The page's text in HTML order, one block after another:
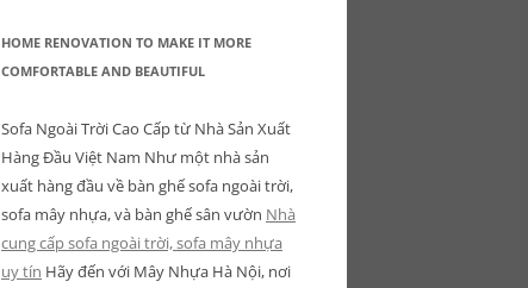
HOME RENOVATION TO MAKE IT MORE
COMFORTABLE AND BEAUTIFUL
Sofa Ngoài Trời Cao Cấp từ Nhà Sản Xuất
Hàng Đầu Việt Nam Như một nhà sản
xuất hàng đầu về bàn ghế sofa ngoài trời,
sofa mây nhựa, và bàn ghế sân vườn Nhà
cung cấp sofa ngoài trời, sofa mây nhựa
uy tín Hãy đến với Mây Nhựa Hà Nội, nơi